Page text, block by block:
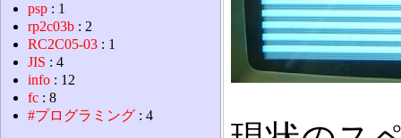
psp : 1
rp2c03b : 2
RC2C05-03 : 1
JIS : 4
info : 12
fc : 8
#プログラミング : 4